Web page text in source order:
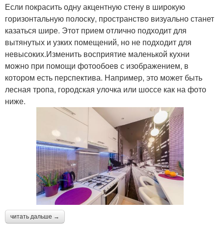
Если покрасить одну акцентную стену в широкую
горизонтальную полоску, пространство визуально станет
казаться шире. Этот прием отлично подходит для
вытянутых и узких помещений, но не подходит для
невысоких.Изменить восприятие маленькой кухни
можно при помощи фотообоев с изображением, в
котором есть перспектива. Например, это может быть
лесная тропа, городская улочка или шоссе как на фото
ниже.
читать дальше →